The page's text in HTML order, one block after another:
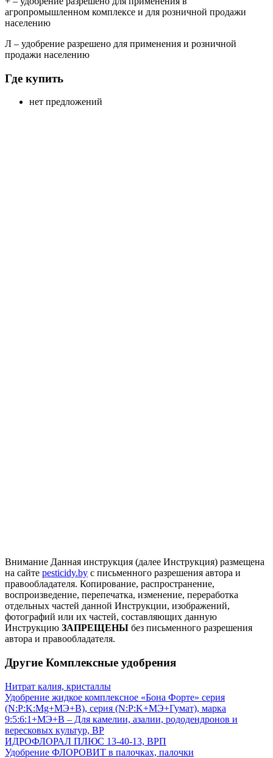
агропромышленном комплексе и для розничной продажи
населению
Л – удобрение разрешено для применения и розничной
продажи населению
Где купить
нет предложений
Внимание Данная инструкция (далее Инструкция) размещена
на сайте pesticidy.by с письменного разрешения автора и
правообладателя. Копирование, распространение,
воспроизведение, перепечатка, изменение, переработка
отдельных частей данной Инструкции, изображений,
фотографий или их частей, составляющих данную
Инструкцию ЗАПРЕЩЕНЫ без письменного разрешения
автора и правообладателя.
Другие Комплексные удобрения
Нитрат калия, кристаллы
Удобрение жидкое комплексное «Бона Форте» серия
(N:P:K:Mg+МЭ+В), серия (N:P:K+МЭ+Гумат), марка
9:5:6:1+МЭ+В – Для камелии, азалии, рододендронов и
вересковых культур, ВР
ИДРОФЛОРАЛ ПЛЮС 13-40-13, ВРП
Удобрение ФЛОРОВИТ в палочках, палочки